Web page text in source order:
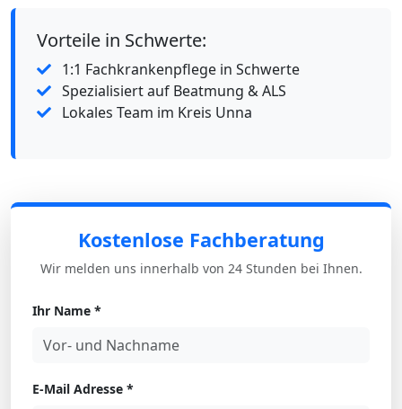
Vorteile in Schwerte:
1:1 Fachkrankenpflege in Schwerte
Spezialisiert auf Beatmung & ALS
Lokales Team im Kreis Unna
Kostenlose Fachberatung
Wir melden uns innerhalb von 24 Stunden bei Ihnen.
Ihr Name *
E-Mail Adresse *